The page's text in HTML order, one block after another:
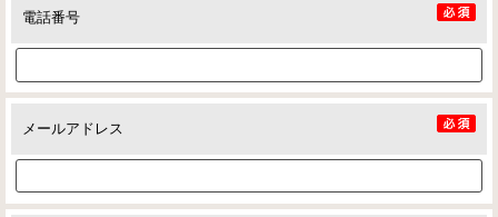
電話番号
メールアドレス